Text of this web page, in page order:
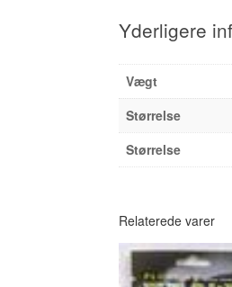
Yderligere
Vægt
Størrelse
Størrelse
Relaterede varer